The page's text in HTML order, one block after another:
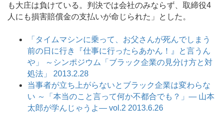
も大庄は負けている。判決では会社のみならず、取締役4
人にも損害賠償金の支払いが命じられた」とした。
「タイムマシンに乗って、お父さんが死んでしまう
前の日に行き『仕事に行ったらあかん！』と言うん
や」 ～シンポジウム「ブラック企業の見分け方と対
処法」 2013.2.28
当事者が立ち上がらないとブラック企業は変わらな
い ～「本当のこと言って何か不都合でも？」― 山本
太郎が学んじゃうよ― vol.2 2013.6.26